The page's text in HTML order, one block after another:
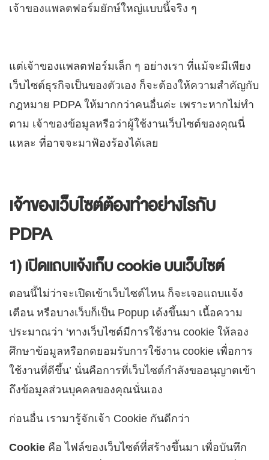
เจ้าของแพลตฟอร์มยักษ์ใหญ่แบบนี้จริง ๆ
แต่เจ้าของแพลตฟอร์มเล็ก ๆ อย่างเรา ที่แม้จะมีเพียง
เว็บไซต์ธุรกิจเป็นของตัวเอง ก็จะต้องให้ความสำคัญกับ
กฎหมาย PDPA ให้มากกว่าคนอื่นค่ะ เพราะหากไม่ทำ
ตาม เจ้าของข้อมูลหรือว่าผู้ใช้งานเว็บไซต์ของคุณนี่
แหละ ที่อาจจะมาฟ้องร้องได้เลย
เจ้าของเว็บไซต์ต้องทำอย่างไรกับ
PDPA
1) เปิดแถบแจ้งเก็บ cookie บนเว็บไซต์
ตอนนี้ไม่ว่าจะเปิดเข้าเว็บไซต์ไหน ก็จะเจอแถบแจ้ง
เตือน หรือบางเว็บก็เป็น Popup เด้งขึ้นมา เนื้อความ
ประมาณว่า ‘ทางเว็บไซต์มีการใช้งาน cookie ให้ลอง
ศึกษาข้อมูลหรือกดยอมรับการใช้งาน cookie เพื่อการ
ใช้งานที่ดีขึ้น’ นั่นคือการที่เว็บไซต์กำลังขออนุญาตเข้า
ถึงข้อมูลส่วนบุคคลของคุณนั่นเอง
ก่อนอื่น เรามารู้จักเจ้า Cookie กันดีกว่า
Cookie คือ ไฟล์ของเว็บไซต์ที่สร้างขึ้นมา เพื่อบันทึก